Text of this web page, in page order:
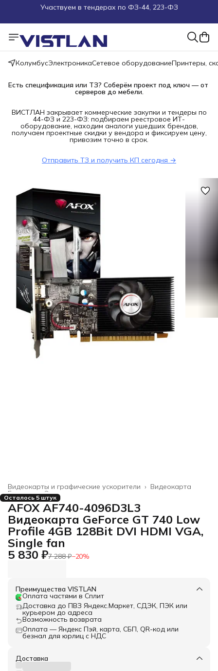
Пуско-наладочные работы
Пришлите запрос на e-mail или в чат
Более 100 000 позиций в наличии и под заказ
КолумбусЭлектроникаСетевое оборудованиеПринтеры,
Есть спецификация или ТЗ? Соберём проект под ключ — от
серверов до мебели.
ВИСТЛАН закрывает коммерческие закупки и тендеры по
44-ФЗ и 223-ФЗ: подбираем реестровое ИТ-
оборудование, находим аналоги ушедших брендов,
получаем проектные скидки у вендора и фиксируем цену,
привозим точно в срок.
Отправить ТЗ и получить КП сегодня →
Видеокарта
Видеокарты и графические ускорители ›
Электроника
Главная ›
Осталось 5 штук
AFOX AF740-4096D3L3
Видеокарта GeForce GT 740 Low
Profile 4GB 128Bit DVI HDMI VGA,
Single fan
5 830 ₽7 288 ₽−20%
Преимущества VISTLAN
Оплата частями в Сплит
Доставка до ПВЗ Яндекс.Маркет, СДЭК, ПЭК или
курьером до адреса
Возможность возврата
Оплата — Яндекс Пэй, карта, СБП, QR-код или
безнал для юрлиц с НДС
Доставка